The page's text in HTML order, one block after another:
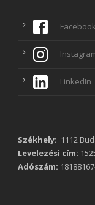
Facebook
LinkedIn
Székhely: 1112
Levelezési cím:
Adószám: